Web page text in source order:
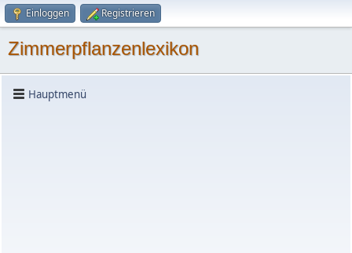
Einloggen Registrieren
Zimmerpflanzenlexikon
Hauptmenü